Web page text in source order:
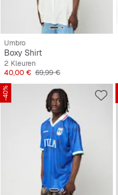
Umbro
Boxy Shirt
2 Kleuren
Prijs
40,00 € Originele Prijs
69,99 €
-40%